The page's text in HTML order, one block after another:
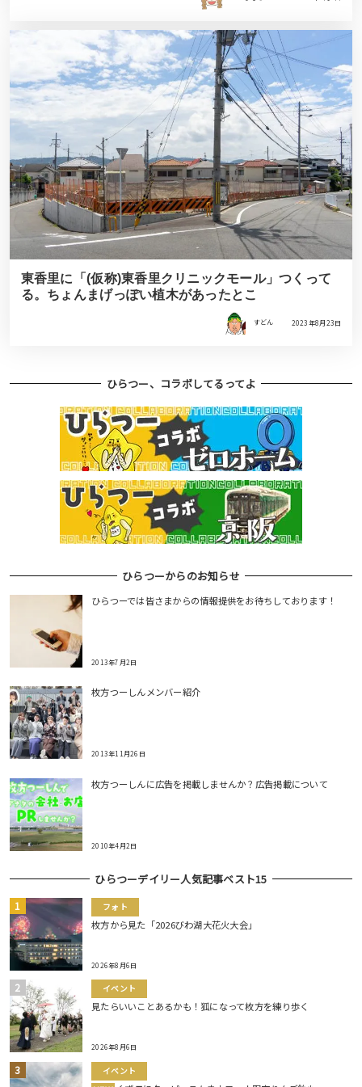
東香里に「(仮称)東香里クリニックモール」つくって
る。ちょんまげっぽい植木があったとこ
すどん 2023年8月23日
ひらつー、コラボしてるってよ
ひらつーからのお知らせ
ひらつーでは皆さまからの情報提供をお待ちしております！
2013年7月2日
枚方つーしんメンバー紹介
2013年11月26日
枚方つーしんに広告を掲載しませんか？広告掲載について
2010年4月2日
ひらつーデイリー人気記事ベスト15
フォト
枚方から見た「2026びわ湖大花火大会」
2026年8月6日
イベント
見たらいいことあるかも！狐になって枚方を練り歩く
2026年8月6日
イベント